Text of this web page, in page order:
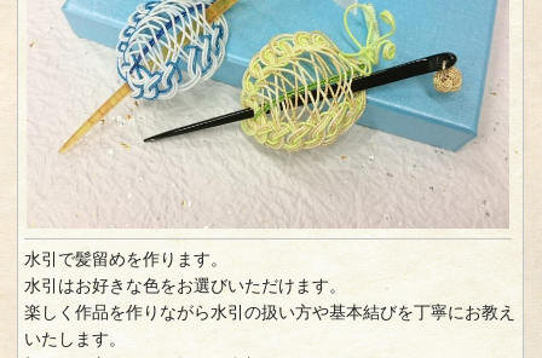
水引で髪留めを作ります。
水引はお好きな色をお選びいただけます。
楽しく作品を作りながら水引の扱い方や基本結びを丁寧にお教え
いたします。